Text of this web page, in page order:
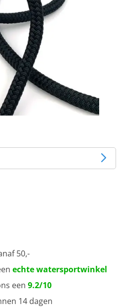
50,-
echte watersportwinkel
een 9.2/10
14 dagen